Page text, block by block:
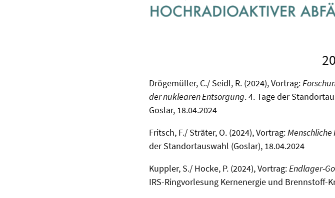
Drögemüller, C./ Seidl, R. (2024), Vortrag:
der nuklearen Entsorgung. 4. Tage der
Goslar, 18.04.2024
Fritsch, F./ Sträter, O. (2024), Vortrag:
der Standortauswahl (Goslar), 18.04.2024
Kuppler, S./ Hocke, P. (2024), Vortrag:Endlager-
IRS-Ringvorlesung Kernenergie und Brennstoff-